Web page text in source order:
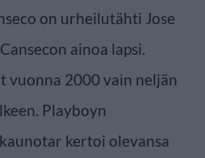
on urheilutähti Jose
ainoa lapsi.
vuonna 2000 vain neljän
Playboyn
kertoi olevansa